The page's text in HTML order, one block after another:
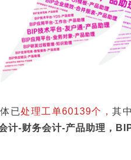
已处理工单60139个，其
计-财务会计-产品助理，